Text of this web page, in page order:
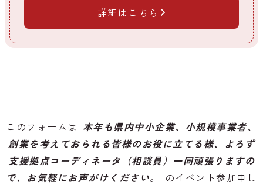
詳細はこちら
このフォームは 本年も県内中小企業、小規模事業者、
創業を考えておられる皆様のお役に立てる様、よろず
支援拠点コーディネータ（相談員）一同頑張りますの
で、お気軽にお声がけください。
のイベント参加申し